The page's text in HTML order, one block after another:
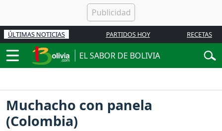
ÚLTIMAS NOTICIAS PARTIDOS HOY RECETAS
EL SABOR DE BOLIVIA
Muchacho con panela
(Colombia)